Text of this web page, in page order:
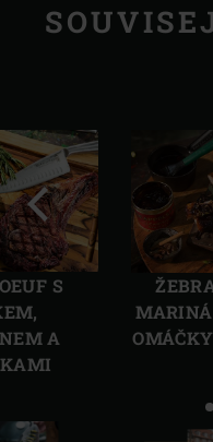
S
A
Předchozí